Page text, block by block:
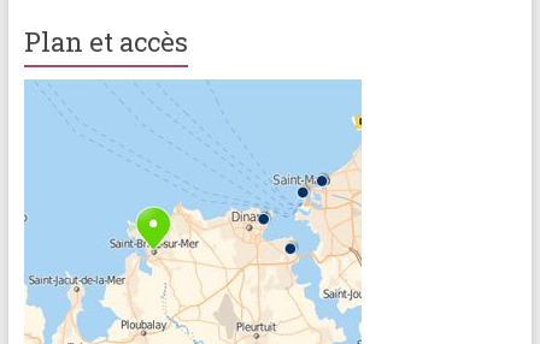
Plan et accès